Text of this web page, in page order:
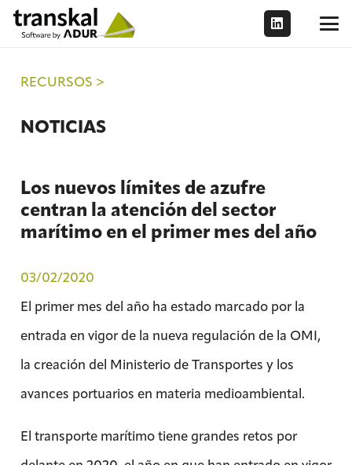
RECURSOS >
NOTICIAS
Los nuevos límites de azufre
centran la atención del sector
marítimo en el primer mes del año
03/02/2020
El primer mes del año ha estado marcado por la
entrada en vigor de la nueva regulación de la OMI,
la creación del Ministerio de Transportes y los
avances portuarios en materia medioambiental.
El transporte marítimo tiene grandes retos por